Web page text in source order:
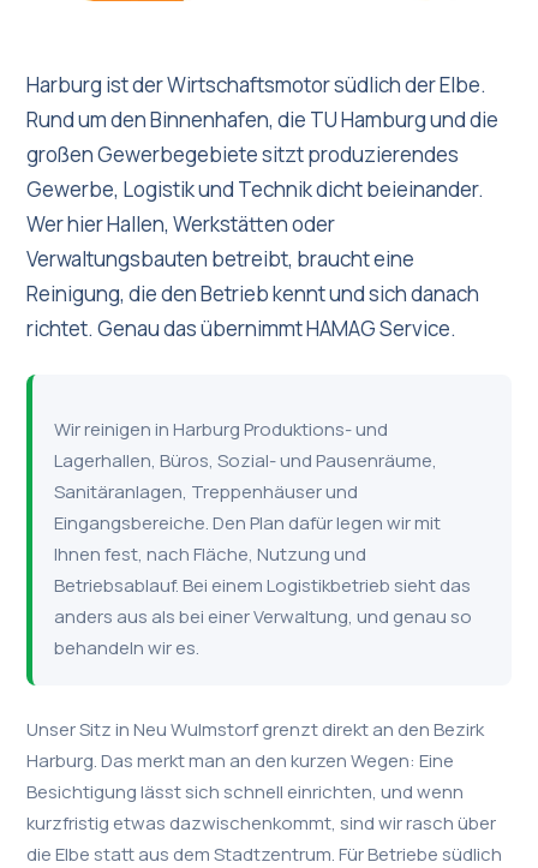
Harburg ist der Wirtschaftsmotor südlich der Elbe.
Rund um den Binnenhafen, die TU Hamburg und die
großen Gewerbegebiete sitzt produzierendes
Gewerbe, Logistik und Technik dicht beieinander.
Wer hier Hallen, Werkstätten oder
Verwaltungsbauten betreibt, braucht eine
Reinigung, die den Betrieb kennt und sich danach
richtet. Genau das übernimmt HAMAG Service.
Wir reinigen in Harburg Produktions- und
Lagerhallen, Büros, Sozial- und Pausenräume,
Sanitäranlagen, Treppenhäuser und
Eingangsbereiche. Den Plan dafür legen wir mit
Ihnen fest, nach Fläche, Nutzung und
Betriebsablauf. Bei einem Logistikbetrieb sieht das
anders aus als bei einer Verwaltung, und genau so
behandeln wir es.
Unser Sitz in Neu Wulmstorf grenzt direkt an den Bezirk
Harburg. Das merkt man an den kurzen Wegen: Eine
Besichtigung lässt sich schnell einrichten, und wenn
kurzfristig etwas dazwischenkommt, sind wir rasch über
die Elbe statt aus dem Stadtzentrum. Für Betriebe südlich